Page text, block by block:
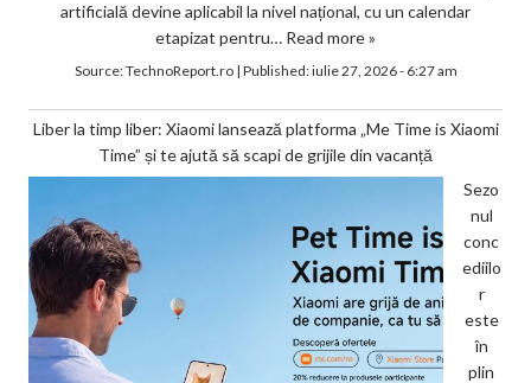
artificială devine aplicabil la nivel național, cu un calendar
etapizat pentru… Read more »
Source:TechnoReport.ro| Published:iulie 27, 2026 - 6:27 am
Liber la timp liber: Xiaomi lansează platforma „Me Time is Xiaomi
Time” și te ajută să scapi de grijile din vacanță
Sezo
nul
conc
ediilo
r
este
în
plin